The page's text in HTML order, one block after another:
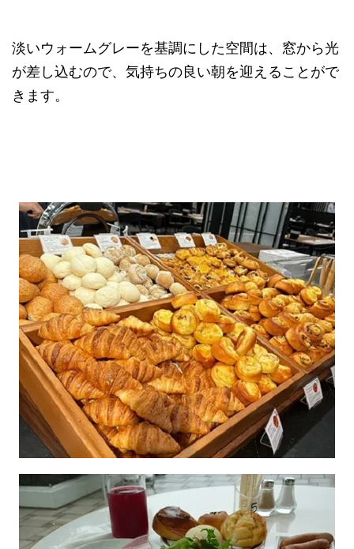
淡いウォームグレーを基調にした空間は、窓から光
が差し込むので、気持ちの良い朝を迎えることがで
きます。